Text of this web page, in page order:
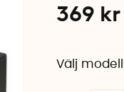
369 kr
Välj modell